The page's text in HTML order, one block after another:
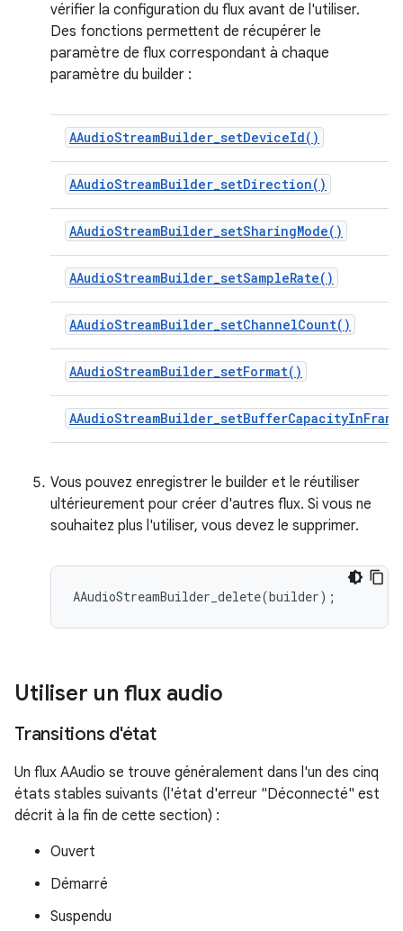
vérifier la configuration du flux avant de l'utiliser.
Des fonctions permettent de récupérer le
paramètre de flux correspondant à chaque
paramètre du builder :
AAudioStreamBuilder_setDeviceId()
AAudioStreamBuilder_setDirection()
AAudioStreamBuilder_setSharingMode()
AAudioStreamBuilder_setSampleRate()
AAudioStreamBuilder_setChannelCount()
AAudioStreamBuilder_setFormat()
Vous pouvez enregistrer le builder et le réutiliser
ultérieurement pour créer d'autres flux. Si vous ne
souhaitez plus l'utiliser, vous devez le supprimer.
Utiliser un flux audio
Transitions d'état
Un flux AAudio se trouve généralement dans l'un des cinq
états stables suivants (l'état d'erreur "Déconnecté" est
décrit à la fin de cette section) :
Ouvert
Démarré
Suspendu